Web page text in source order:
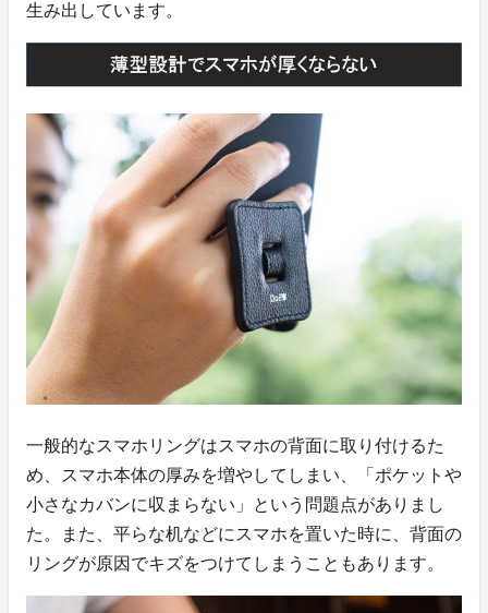
生み出しています。
一般的なスマホリングはスマホの背面に取り付けるた
め、スマホ本体の厚みを増やしてしまい、「ポケットや
小さなカバンに収まらない」という問題点がありまし
た。また、平らな机などにスマホを置いた時に、背面の
リングが原因でキズをつけてしまうこともあります。